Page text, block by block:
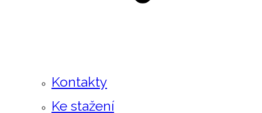
Kontakty
Ke stažení